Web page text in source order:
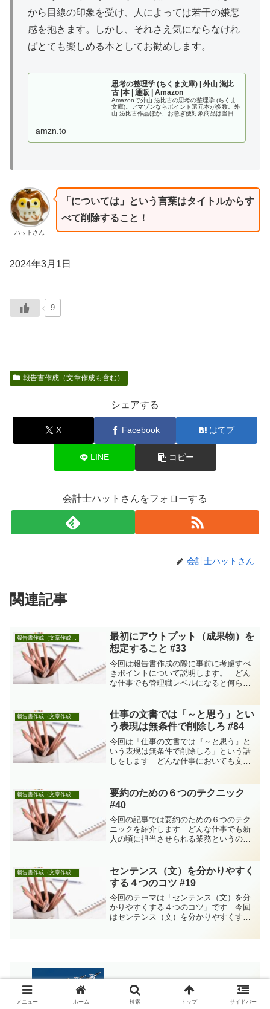
から目線の印象を受け、人によっては若干の嫌悪
感を抱きます。しかし、それさえ気にならなけれ
ばとても楽しめる本としてお勧めします。
思考の整理学 (ちくま文庫) | 外山 滋比
古 |本 | 通販 | Amazon
Amazonで外山 滋比古の思考の整理学 (ちくま
文庫)。アマゾンならポイント還元本が多数。外
山 滋比古作品ほか、お急ぎ便対象商品は当日お
amzn.to
ハットさん
「については」という言葉はタイトルからす
べて削除すること！
2024年3月1日
9
報告書作成（文章作成も含む）
シェアする
X Facebook はてブ
LINE コピー
会計士ハットさんをフォローする
会計士ハットさん
関連記事
報告書作成（文章作成も含む）
最初にアウトプット（成果物）を
想定すること #33
今回は報告書作成の際に事前に考慮すべ
きポイントについて説明します。 どん
な仕事でも管理職レベルになると何らか
を調査して役員会で報告するように」と
か、事業部長から「部長会...
仕事の文書では「～と思う」とい
う表現は無条件で削除しろ #84
今回は「仕事の文書では『～と思う』と
いう表現は無条件で削除しろ」という話
しをします どんな仕事においても文書
んな種類のものであれ、仕事の文書では
「～と思う」という表現は...
要約のための６つのテクニック
#40
今回の記事では要約のための６つのテク
ニックを紹介します どんな仕事でも新
人の頃に担当させられる業務というのは
（要約の作成）があります。例えば、
「昨日の会議のポイントをま...
報告書作成（文章作成も含む）
センテンス（文）を分かりやすく
する４つのコツ #19
今回のテーマは「センテンス（文）を分
かりやすくする４つのコツ」です 今回
はセンテンス（文）を分かりやすくする
致命的な失敗への対処法 #70
メニュー ホーム 検索 トップ サイドバー